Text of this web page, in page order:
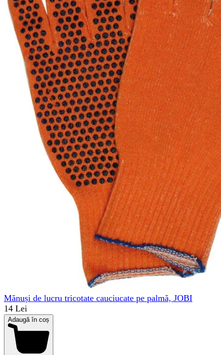
Mănuși de lucru tricotate cauciucate pe palmă, JOBI
14 Lei
Adaugă în coș